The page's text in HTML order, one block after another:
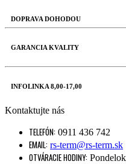
DOPRAVA DOHODOU
GARANCIA KVALITY
INFOLINKA 8,00-17,00
Kontaktujte nás
TELEFÓN: 0911 436 742
EMAIL: rs-term@rs-term.sk
OTVÁRACIE HODINY: